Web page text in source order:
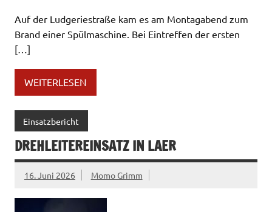
Auf der Ludgeriestraße kam es am Montagabend zum
Brand einer Spülmaschine. Bei Eintreffen der ersten
[…]
WEITERLESEN
Einsatzbericht
DREHLEITEREINSATZ IN LAER
16. Juni 2026 Momo Grimm